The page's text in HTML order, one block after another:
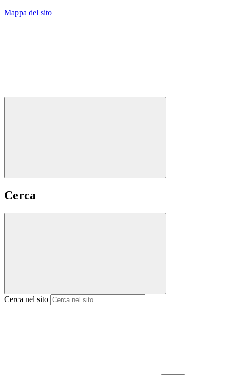
Mappa del sito
Cerca
Cerca nel sito